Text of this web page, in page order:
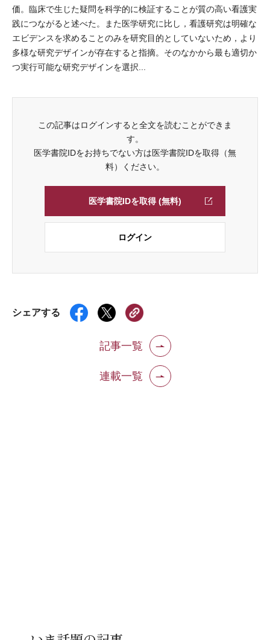
価。臨床で生じた疑問を科学的に検証することが質の高い看護実
践につながると述べた。また医学研究に比し，看護研究は明確な
エビデンスを求めることのみを研究目的としていないため，より
多様な研究デザインが存在すると指摘。そのなかから最も適切か
つ実行可能な研究デザインを選択...
この記事はログインすると全文を読むことができま
す。
医学書院IDをお持ちでない方は医学書院IDを取得（無
料）ください。
医学書院IDを取得 (無料)
ログイン
シェアする
記事一覧
連載一覧